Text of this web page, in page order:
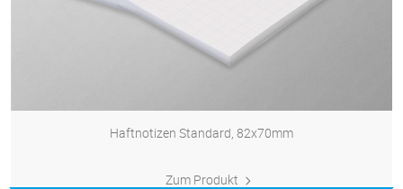
Haftnotizen Standard, 82x70mm
Zum Produkt